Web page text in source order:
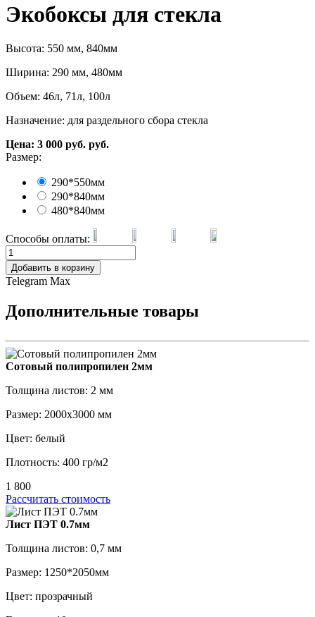
Экобоксы для стекла
Высота: 550 мм, 840мм
Ширина: 290 мм, 480мм
Объем: 46л, 71л, 100л
Назначение: для раздельного сбора стекла
Цена: 3 000 руб. руб.
Размер:
290*550мм
290*840мм
480*840мм
Способы оплаты:
Добавить в корзину
Telegram Max
Дополнительные товары
Сотовый полипропилен 2мм
Толщина листов: 2 мм
Размер: 2000х3000 мм
Цвет: белый
Плотность: 400 гр/м2
1 800
Рассчитать стоимость
Лист ПЭТ 0.7мм
Толщина листов: 0,7 мм
Размер: 1250*2050мм
Цвет: прозрачный